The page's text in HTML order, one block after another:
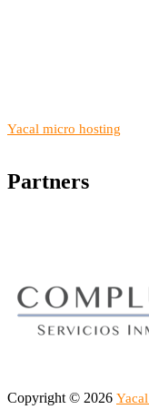
Yacal micro hosting
Partners
Copyright © 2026 Yacal